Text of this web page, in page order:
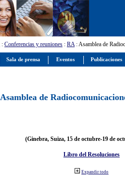
: Conferencias y reuniones : RA: Asamblea de
Asamblea de
(Ginebra, Suiza, 15 de octubre-19 de
Libro del Resoluciones
Expandir todo
Sala de prensa Eventos Publicaciones